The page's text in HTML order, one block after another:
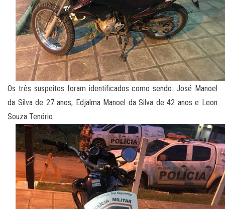
Os três suspeitos foram identificados como sendo: José Manoel
da Silva de 27 anos, Edjalma Manoel da Silva de 42 anos e Leon
Souza Tenório.